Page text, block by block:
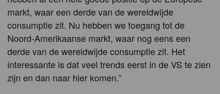
markt, waar een derde van de wereldwijde
consumptie zit. Nu hebben we toegang tot de
Noord-Amerikaanse markt, waar nog eens een
derde van de wereldwijde consumptie zit. Het
interessante is dat veel trends eerst in de VS te zien
zijn en dan naar hier komen.”